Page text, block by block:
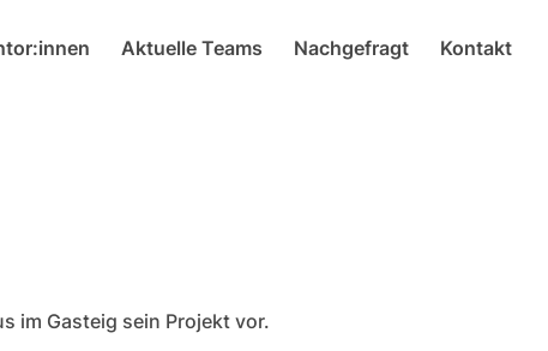
Aktuelle Teams Nachgefragt Kontakt
im Gasteig sein Projekt vor.